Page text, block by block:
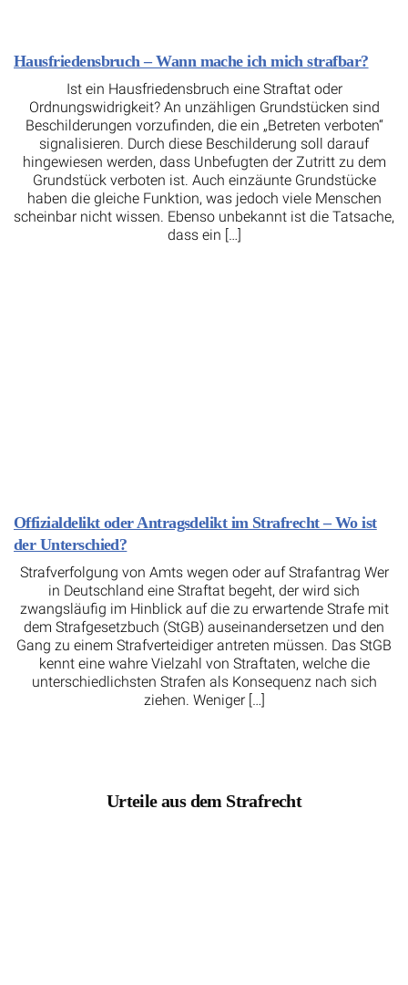
Hausfriedensbruch – Wann mache ich mich strafbar?
Ist ein Hausfriedensbruch eine Straftat oder
Ordnungswidrigkeit? An unzähligen Grundstücken sind
Beschilderungen vorzufinden, die ein „Betreten verboten“
signalisieren. Durch diese Beschilderung soll darauf
hingewiesen werden, dass Unbefugten der Zutritt zu dem
Grundstück verboten ist. Auch einzäunte Grundstücke
haben die gleiche Funktion, was jedoch viele Menschen
scheinbar nicht wissen. Ebenso unbekannt ist die Tatsache,
dass ein […]
Offizialdelikt oder Antragsdelikt im Strafrecht – Wo ist
der Unterschied?
Strafverfolgung von Amts wegen oder auf Strafantrag Wer
in Deutschland eine Straftat begeht, der wird sich
zwangsläufig im Hinblick auf die zu erwartende Strafe mit
dem Strafgesetzbuch (StGB) auseinandersetzen und den
Gang zu einem Strafverteidiger antreten müssen. Das StGB
kennt eine wahre Vielzahl von Straftaten, welche die
unterschiedlichsten Strafen als Konsequenz nach sich
ziehen. Weniger […]
Urteile aus dem Strafrecht